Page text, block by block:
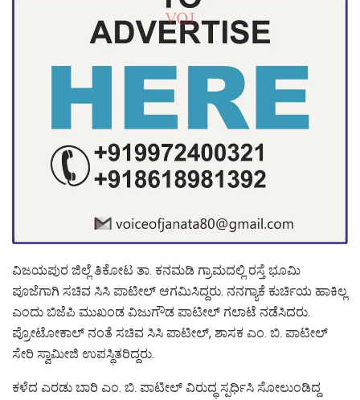
ವಿಜಯಪುರ ಜಿಲ್ಲೆ ತಿಕೋಟ ತಾ. ಕನಮಡಿ ಗ್ರಾಮದಲ್ಲಿ ರಸ್ತೆ ಭೂಮಿ
ಪೂಜೆಗಾಗಿ ಸಚಿವ ಸಿಸಿ ಪಾಟೀಲ್ ಆಗಮಿಸಿದ್ದರು. ನನಗ್ಯಾಕೆ ಕುರ್ಚಿಯ ಹಾಕಿಲ್ಲ
ಎಂದು ಬಿಜೆಪಿ ಮುಖಂಡ ವಿಜುಗೌಡ ಪಾಟೀಲ್ ಗಲಾಟೆ ನಡೆಸಿದರು.
ಪ್ರೋಟೋಕಾಲ್ ನಂತೆ ಸಚಿವ ಸಿಸಿ ಪಾಟೀಲ್, ಶಾಸಕ ಎಂ. ಬಿ. ಪಾಟೀಲ್
ಸೇರಿ ಸ್ವಾಮೀಜಿ ಉಪಸ್ಥಿತರಿದ್ದರು.
ಕಳೆದ ಎರಡು ಬಾರಿ ಎಂ. ಬಿ. ಪಾಟೀಲ್ ವಿರುದ್ಧ ಸ್ಪರ್ಧಿಸಿ ಸೋಲುಂಡಿದ್ದ